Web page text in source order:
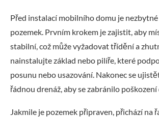
Před instalací mobilního domu je
pozemek. Prvním krokem je zajistit, aby
stabilní, což může vyžadovat třídění a
nainstalujte základ nebo pilíře, které
posunu nebo usazování. Nakonec se
řádnou drenáž, aby se zabránilo poškození
Jakmile je pozemek připraven, přichází na